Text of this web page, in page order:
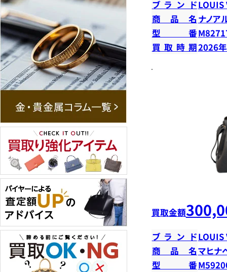
ブランドLOUIS
商品名 ナノア
型番
買取時期2026
買取金額
ブランドLOUIS
商品名マヒナ
型番